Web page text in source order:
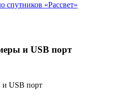
спутников «Рассвет»
и USB порт